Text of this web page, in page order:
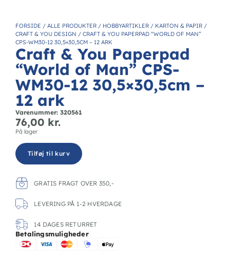
FORSIDE / ALLE PRODUKTER / HOBBYARTIKLER / KARTON & PAPIR /
CRAFT & YOU DESIGN / CRAFT & YOU PAPERPAD “WORLD OF MAN”
CPS-WM30-12 30,5×30,5CM – 12 ARK
Craft & You Paperpad
“World of Man” CPS-
WM30-12 30,5×30,5cm –
12 ark
Varenummer: 320561
76,00 kr.
På lager
Tilføj til kurv
GRATIS FRAGT OVER 350,-
LEVERING PÅ 1-2 HVERDAGE
14 DAGES RETURRET
Betalingsmuligheder